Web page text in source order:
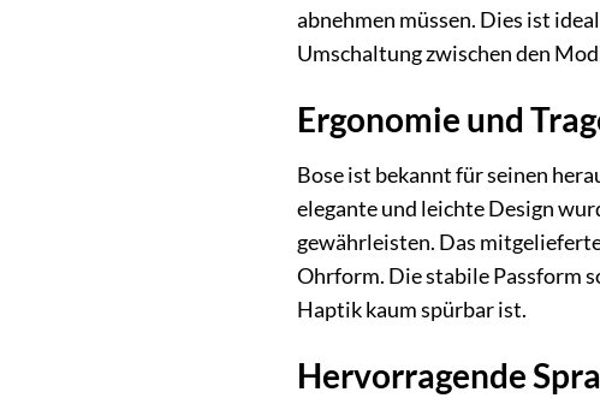
abnehmen müssen. Dies ist
Umschaltung zwischen den
Ergonomie und
Bose ist bekannt für seinen
elegante und leichte Design
gewährleisten. Das
Ohrform. Die stabile Passform
Haptik kaum spürbar ist.
Hervorragende